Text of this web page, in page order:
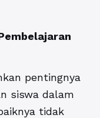
pentingnya
siswa dalam
tidak